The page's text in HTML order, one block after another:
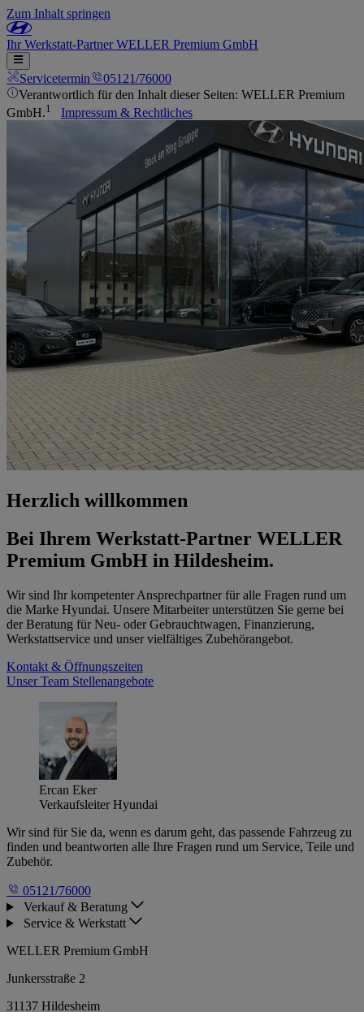
Zum Inhalt springen
IhrWerkstatt-PartnerWELLER Premium GmbH
Servicetermin
05121/76000
Verantwortlich für den Inhalt dieser Seiten: WELLER Premium
GmbH.1 Impressum & Rechtliches
Herzlich willkommen
Bei Ihrem Werkstatt-Partner WELLER
Premium GmbH in Hildesheim.
Wir sind Ihr kompetenter Ansprechpartner für alle Fragen rund um
die Marke Hyundai. Unsere Mitarbeiter unterstützen Sie gerne bei
der Beratung für Neu- oder Gebrauchtwagen, Finanzierung,
Werkstattservice und unser vielfältiges Zubehörangebot.
Kontakt & Öffnungszeiten
Unser Team Stellenangebote
Ercan Eker
Verkaufsleiter Hyundai
Wir sind für Sie da, wenn es darum geht, das passende Fahrzeug zu
finden und beantworten alle Ihre Fragen rund um Service, Teile und
Zubehör.
05121/76000
Verkauf & Beratung
Service & Werkstatt
WELLER Premium GmbH
Junkersstraße 2
31137 Hildesheim